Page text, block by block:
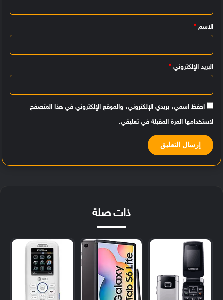
ي
ق
الاسم *
البريد الإلكتروني *
احفظ اسمي، بريدي الإلكتروني، والموقع الإلكتروني في هذا المتصفح
لاستخدامها المرة المقبلة في تعليقي.
ذات صلة